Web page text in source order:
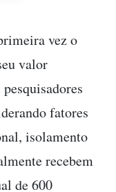
vez o
valor
fatores
isolamento
recebem
de 600